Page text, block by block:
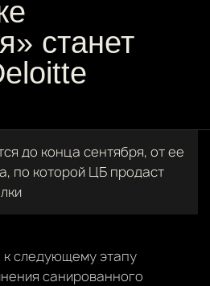
станет
до конца сентября, от ее
по которой ЦБ продаст
следующему этапу
санированного